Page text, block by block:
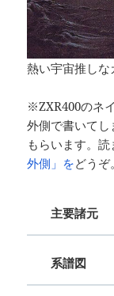
熱い宇宙推しな
※ZXR400のネ
外側で書いて
もらいます。
外側」をどうぞ。
主要諸元
系譜図